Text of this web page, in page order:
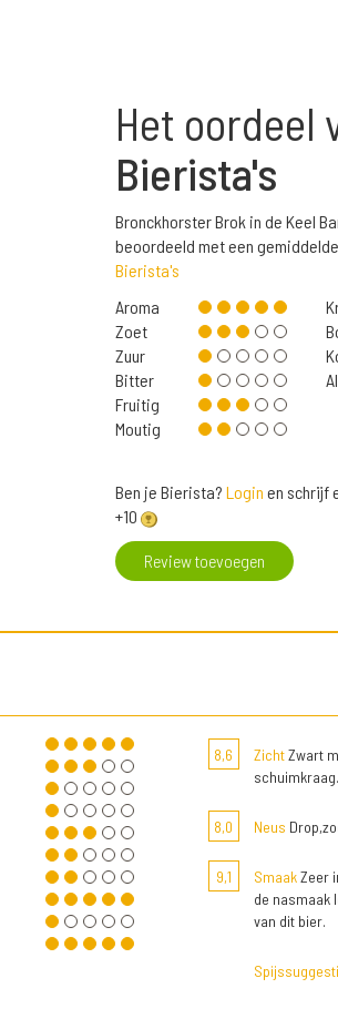
Het oordeel
Bierista's
Bronckhorster Brok in de Keel
beoordeeld met een
Bierista's
Aroma
Zoet
Zuur
Bitter
Fruitig
Moutig
Ben je Bierista? Login en schrijf
+10
Review toevoegen
8,6 ZichtZwart
8,0 Neus
9,1 SmaakZeer
de nasmaak
van dit bier.